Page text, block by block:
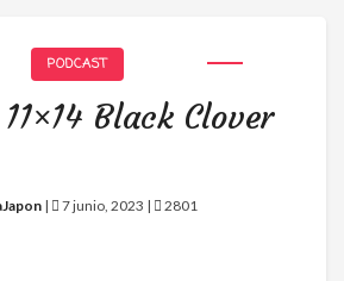
PODCAST
Black Clover
| 7 junio, 2023 | 2801